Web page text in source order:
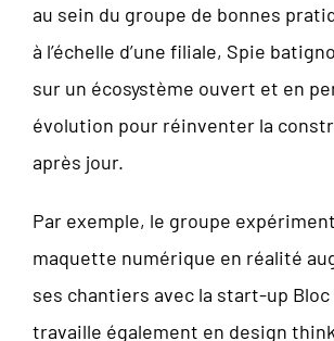
au sein du groupe de bonnes
à l’échelle d’une filiale, Spie
sur un écosystème ouvert et en
évolution pour réinventer la
après jour.
Par exemple, le groupe
maquette numérique en réalité
ses chantiers avec la start-up Bloc
travaille également en design